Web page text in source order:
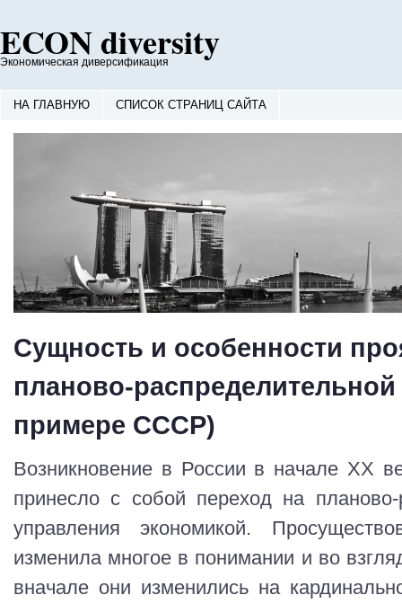
ECON diversity
Экономическая диверсификация
НА ГЛАВНУЮ СПИСОК СТРАНИЦ САЙТА
Сущность и особенности
планово-
примере СССР)
Возникновение в России в начале ХХ
принесло с собой переход на планово-
управления экономикой.
изменила многое в понимании и во
вначале они изменились на